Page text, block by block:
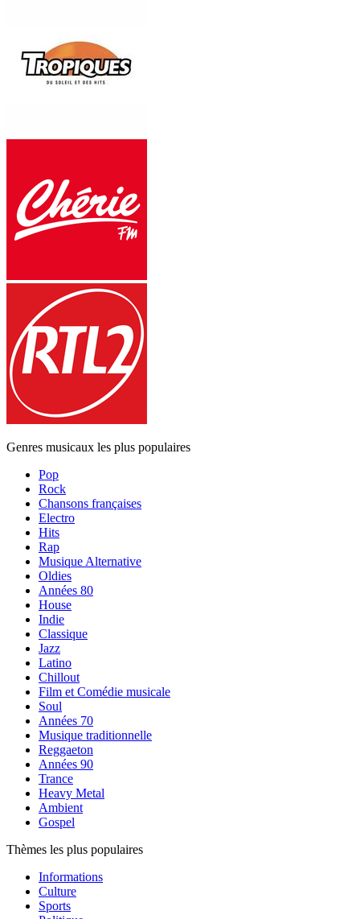
Genres musicaux les plus populaires
Pop
Rock
Chansons françaises
Electro
Hits
Rap
Musique Alternative
Oldies
Années 80
House
Indie
Classique
Jazz
Latino
Chillout
Film et Comédie musicale
Soul
Années 70
Musique traditionnelle
Reggaeton
Années 90
Trance
Heavy Metal
Ambient
Gospel
Thèmes les plus populaires
Informations
Culture
Sports